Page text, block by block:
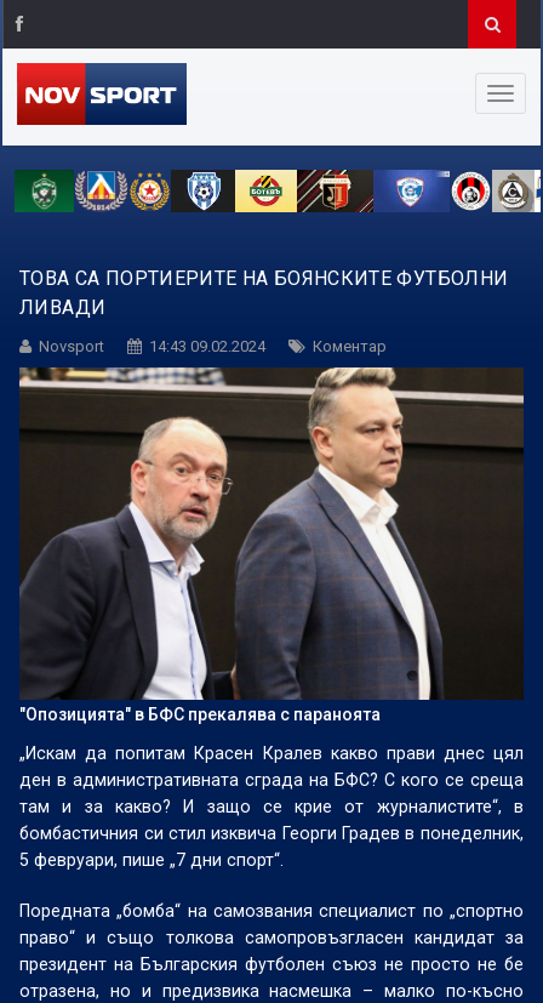
ТОВА СА ПОРТИЕРИТЕ НА БОЯНСКИТЕ ФУТБОЛНИ
ЛИВАДИ
Novsport 14:43 09.02.2024 Коментар
"Опозицията" в БФС прекалява с параноята
„Искам да попитам Красен Кралев какво прави днес цял
ден в административната сграда на БФС? С кого се среща
там и за какво? И защо се крие от журналистите“, в
бомбастичния си стил изквича Георги Градев в понеделник,
5 февруари, пише „7 дни спорт“.
Поредната „бомба“ на самозвания специалист по „спортно
право“ и също толкова самопровъзгласен кандидат за
президент на Българския футболен съюз не просто не бе
отразена, но и предизвика насмешка – малко по-късно